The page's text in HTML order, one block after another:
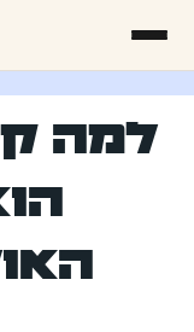
למה